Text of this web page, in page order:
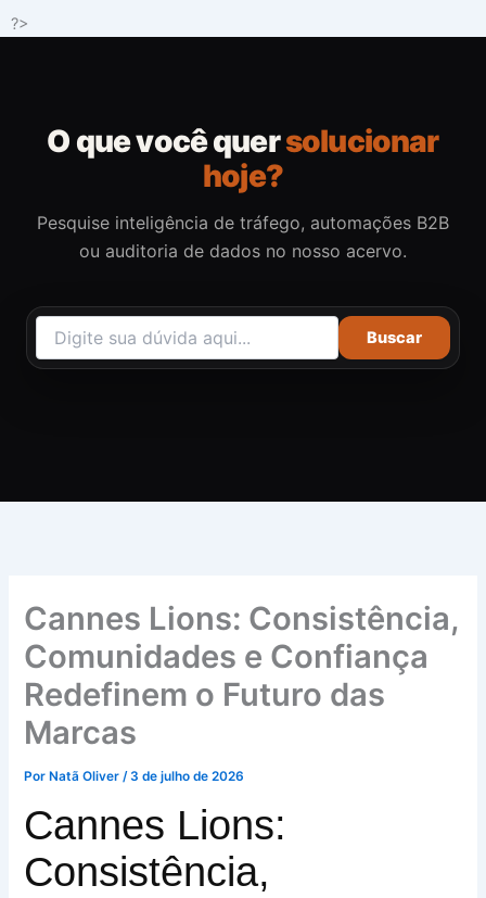
para
?>
O que você quersolucionar
hoje?
Pesquise inteligência de tráfego, automações B2B
ou auditoria de dados no nosso acervo.
Buscar
Cannes Lions: Consistência,
Comunidades e Confiança
Redefinem o Futuro das
Marcas
Por Natã Oliver/3 de julho de 2026
Cannes Lions:
Consistência,